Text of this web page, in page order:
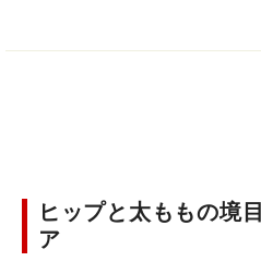
ヒップと太ももの境
ア